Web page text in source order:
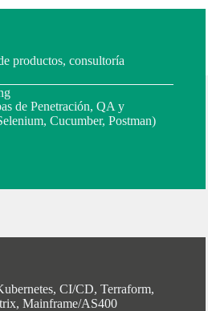
productos, consultoría
de Penetración, QA y
Cucumber, Postman)
CI/CD, Terraform,
Mainframe/AS400